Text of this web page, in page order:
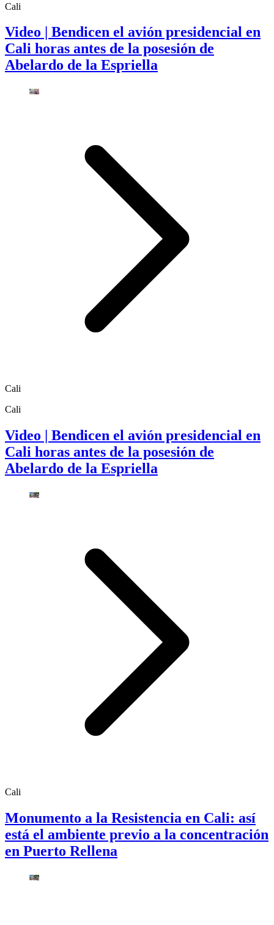
Cali
Video | Bendicen el avión presidencial en
Cali horas antes de la posesión de
Abelardo de la Espriella
Cali
Cali
Video | Bendicen el avión presidencial en
Cali horas antes de la posesión de
Abelardo de la Espriella
Cali
Monumento a la Resistencia en Cali: así
está el ambiente previo a la concentración
en Puerto Rellena